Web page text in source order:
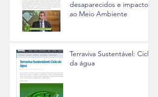
desaparecidos e impactos
ao Meio Ambiente
Terraviva Sustentável: Ciclo
da água